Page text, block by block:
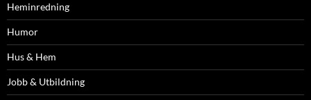
Heminredning
Humor
Hus & Hem
Jobb & Utbildning